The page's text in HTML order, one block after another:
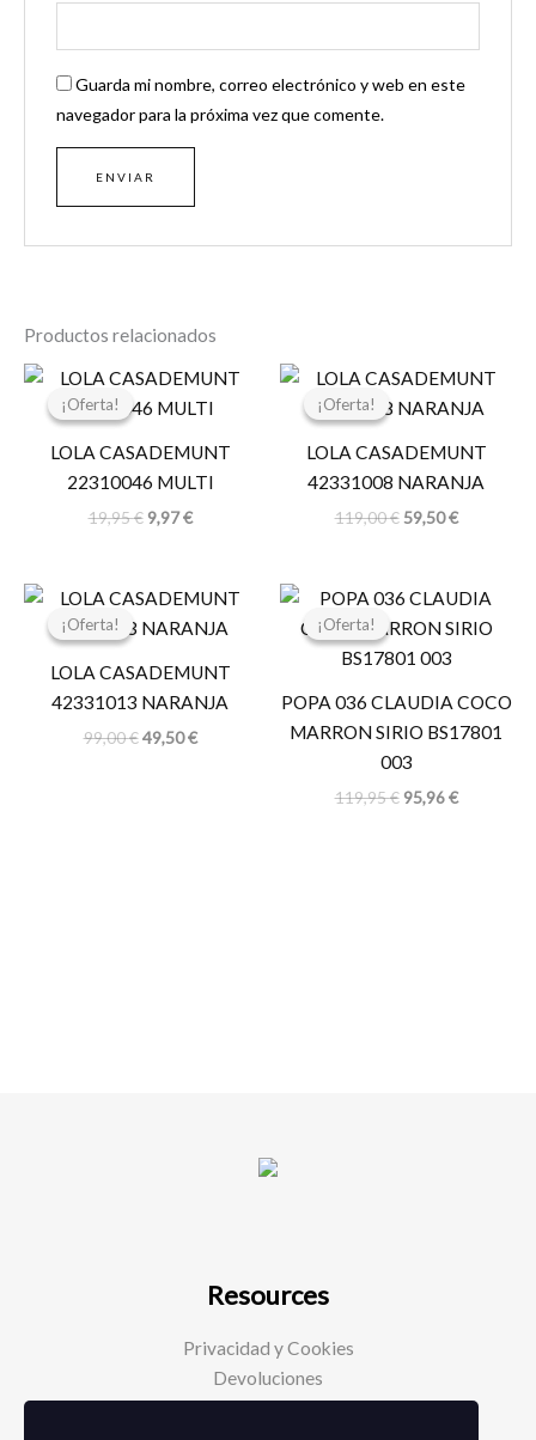
Guarda mi nombre, correo electrónico y web en este
navegador para la próxima vez que comente.
Productos relacionados
¡Oferta!
¡Oferta!
LOLA CASADEMUNT
22310046 MULTI
19,95€
El
original
19,95 €.
9,97€
El
actual
9,97 €.
¡Oferta!
¡Oferta!
LOLA CASADEMUNT
42331008 NARANJA
119,00€
El
original
119,00 €.
59,50€
El
actual
59,50 €.
¡Oferta!
¡Oferta!
LOLA CASADEMUNT
42331013 NARANJA
99,00€
El
original
99,00 €.
49,50€
El
actual
49,50 €.
¡Oferta!
¡Oferta!
POPA 036 CLAUDIA COCO
MARRON SIRIO BS17801
003
119,95€
El
original
era:
95,96€
El
actual
Resources
Privacidad y Cookies
Devoluciones